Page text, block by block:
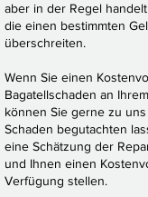
aber in der Regel
die einen bestimmten
überschreiten.
Wenn Sie einen
Bagatellschaden an
können Sie gerne zu
Schaden begutachten
eine Schätzung der
und Ihnen einen
Verfügung stellen.